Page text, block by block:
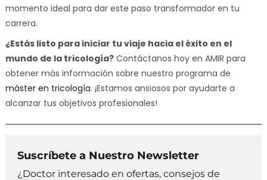
momento ideal para dar este paso transformador en tu
carrera.
¿Estás listo para iniciar tu viaje hacia el éxito en el
mundo de la tricología?Contáctanos hoy en AMIR para
obtener más información sobre nuestro programa de
máster en tricología. ¡Estamos ansiosos por ayudarte a
alcanzar tus objetivos profesionales!
Suscríbete a Nuestro Newsletter
¿Doctor interesado en ofertas, consejos de